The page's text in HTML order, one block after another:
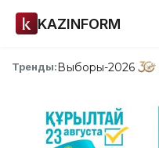
KAZINFORM
Тренды:Выборы-2026